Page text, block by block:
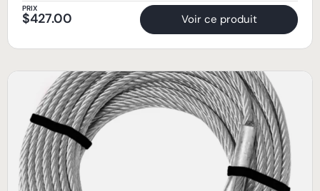
PRIX
$427.00 Voir ce produit